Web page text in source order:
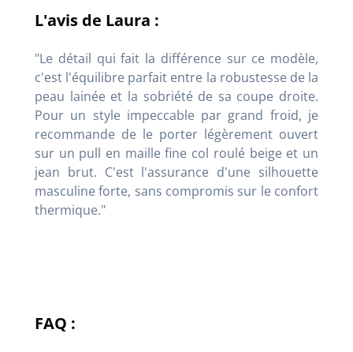
L'avis de Laura :
"Le détail qui fait la différence sur ce modèle,
c'est l'équilibre parfait entre la robustesse de la
peau lainée et la sobriété de sa coupe droite.
Pour un style impeccable par grand froid, je
recommande de le porter légèrement ouvert
sur un pull en maille fine col roulé beige et un
jean brut. C'est l'assurance d'une silhouette
masculine forte, sans compromis sur le confort
thermique."
FAQ :